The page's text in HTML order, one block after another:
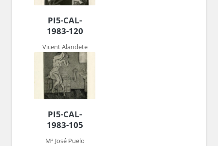
PI5-CAL-
1983-120
Vicent Alandete
PI5-CAL-
1983-105
Mª José Puelo